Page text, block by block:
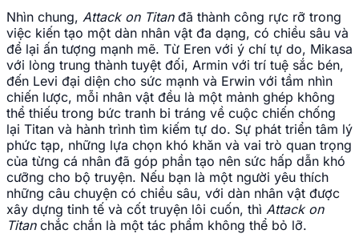
Nhìn chung, Attack on Titanđã thành công rực rỡ trong
việc kiến tạo một dàn nhân vật đa dạng, có chiều sâu và
để lại ấn tượng mạnh mẽ. Từ Eren với ý chí tự do, Mikasa
với lòng trung thành tuyệt đối, Armin với trí tuệ sắc bén,
đến Levi đại diện cho sức mạnh và Erwin với tầm nhìn
chiến lược, mỗi nhân vật đều là một mảnh ghép không
thể thiếu trong bức tranh bi tráng về cuộc chiến chống
lại Titan và hành trình tìm kiếm tự do. Sự phát triển tâm lý
phức tạp, những lựa chọn khó khăn và vai trò quan trọng
của từng cá nhân đã góp phần tạo nên sức hấp dẫn khó
cưỡng cho bộ truyện. Nếu bạn là một người yêu thích
những câu chuyện có chiều sâu, với dàn nhân vật được
xây dựng tinh tế và cốt truyện lôi cuốn, thì Attack on
Titanchắc chắn là một tác phẩm không thể bỏ lỡ.